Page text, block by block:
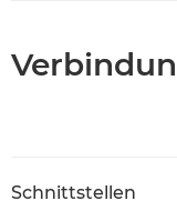
Schnittstellen